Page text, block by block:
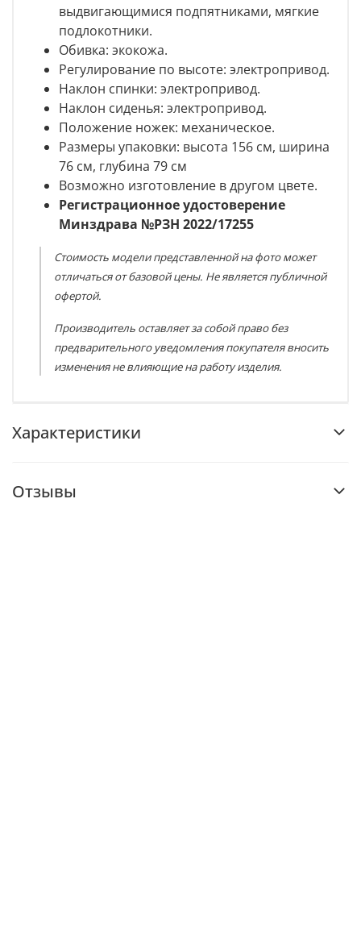
выдвигающимися подпятниками, мягкие
подлокотники.
Обивка: экокожа.
Регулирование по высоте: электропривод.
Наклон спинки: электропривод.
Наклон сиденья: электропривод.
Положение ножек: механическое.
Размеры упаковки: высота 156 см, ширина
76 см, глубина 79 см
Возможно изготовление в другом цвете.
Регистрационное удостоверение
Минздрава №РЗН 2022/17255
Стоимость модели представленной на фото может
отличаться от базовой цены. Не является публичной
офертой.
Производитель оставляет за собой право без
предварительного уведомления покупателя вносить
изменения не влияющие на работу изделия.
Характеристики
Отзывы